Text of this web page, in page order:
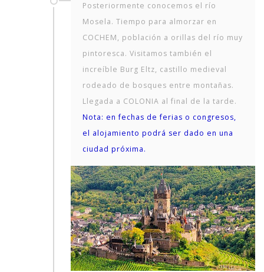
Posteriormente conocemos el río
Mosela. Tiempo para almorzar en
COCHEM, población a orillas del río muy
pintoresca. Visitamos también el
increíble Burg Eltz, castillo medieval
rodeado de bosques entre montañas.
Llegada a COLONIA al final de la tarde.
Nota: en fechas de ferias o congresos,
el alojamiento podrá ser dado en una
ciudad próxima.